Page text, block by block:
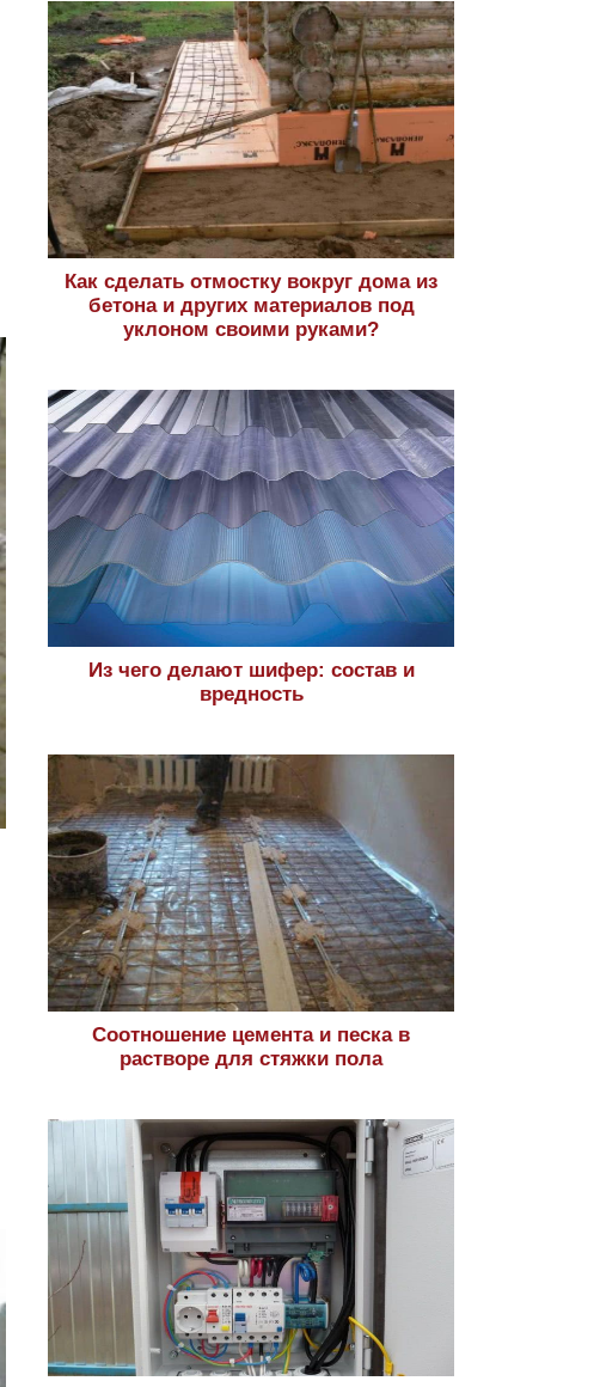
Как сделать отмостку вокруг дома из
бетона и других материалов под
уклоном своими руками?
Из чего делают шифер: состав и
вредность
Соотношение цемента и песка в
растворе для стяжки пола